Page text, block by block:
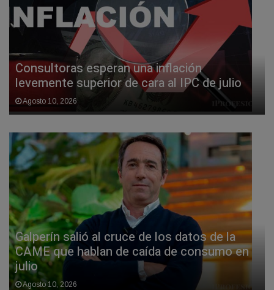
Consultoras esperan una inflación
levemente superior de cara al IPC de julio
Agosto 10, 2026
Galperín salió al cruce de los datos de la
CAME que hablan de caída de consumo en
julio
Agosto 10, 2026